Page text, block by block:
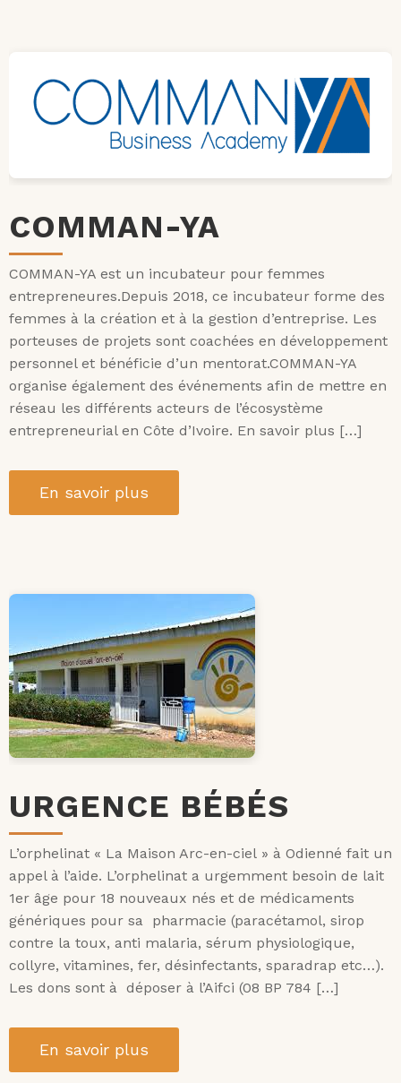
COMMAN-YA
COMMAN-YA est un incubateur pour femmes
entrepreneures.Depuis 2018, ce incubateur forme des
femmes à la création et à la gestion d’entreprise. Les
porteuses de projets sont coachées en développement
personnel et bénéficie d’un mentorat.COMMAN-YA
organise également des événements afin de mettre en
réseau les différents acteurs de l’écosystème
entrepreneurial en Côte d’Ivoire. En savoir plus […]
En savoir plus
URGENCE BÉBÉS
L’orphelinat « La Maison Arc-en-ciel » à Odienné fait un
appel à l’aide. L’orphelinat a urgemment besoin de lait
1er âge pour 18 nouveaux nés et de médicaments
génériques pour sa pharmacie (paracétamol, sirop
contre la toux, anti malaria, sérum physiologique,
collyre, vitamines, fer, désinfectants, sparadrap etc…).
Les dons sont à déposer à l’Aifci (08 BP 784 […]
En savoir plus